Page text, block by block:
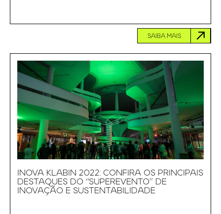
SAIBA MAIS
INOVA KLABIN 2022: CONFIRA OS PRINCIPAIS
DESTAQUES DO “SUPEREVENTO” DE
INOVAÇÃO E SUSTENTABILIDADE